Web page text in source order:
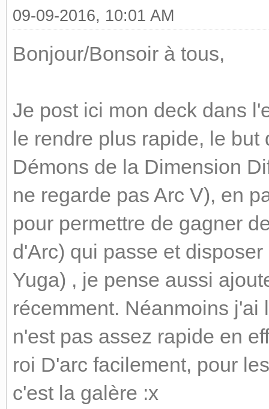
09-09-2016, 10:01 AM
Bonjour/Bonsoir à tous,
Je post ici mon deck dans
le rendre plus rapide, le
Démons de la Dimension
ne regarde pas Arc V), en
pour permettre de gagner
d'Arc) qui passe et
Yuga) , je pense aussi
récemment. Néanmoins
n'est pas assez rapide en
roi D'arc facilement, pour
c'est la galère :x